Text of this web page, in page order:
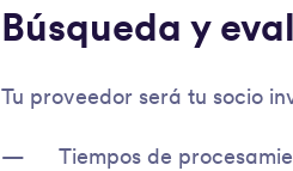
Búsqueda y
Tu proveedor será tu socio
Tiempos de